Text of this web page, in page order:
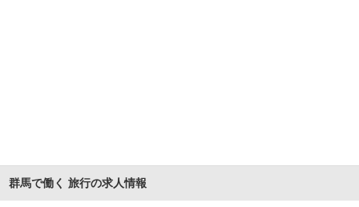
群馬で働く 旅行の求人情報